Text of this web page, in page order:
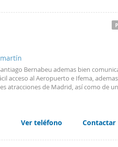
Bernabeu ademas bien
acceso al Aeropuerto e Ifema,
atracciones de Madrid, así como de
de Berlín a 900 metros, Avenida
a 2,6 km, Paseo de la
Center a 3,2 km.
Ver teléfono Contactar